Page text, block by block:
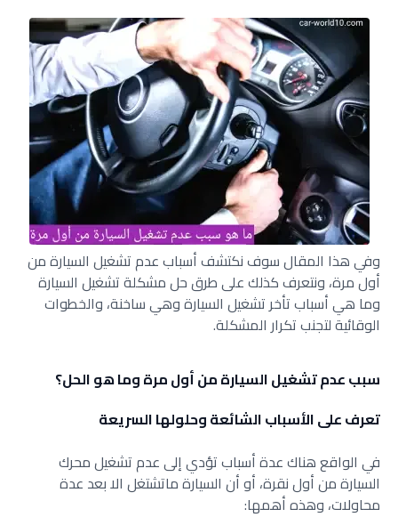
وفي هذا المقال سوف نكتشف أسباب عدم تشغيل السيارة من
أول مرة، ونتعرف كذلك على طرق حل مشكلة تشغيل السيارة
وما هي أسباب تأخر تشغيل السيارة وهي ساخنة، والخطوات
الوقائية لتجنب تكرار المشكلة.
سبب عدم تشغيل السيارة من أول مرة وما هو الحل؟
تعرف على الأسباب الشائعة وحلولها السريعة
في الواقع هناك عدة أسباب تؤدي إلى عدم تشغيل محرك
السيارة من أول نقرة، أو أن السيارة ماتشتغل الا بعد عدة
محاولات، وهذه أهمها: